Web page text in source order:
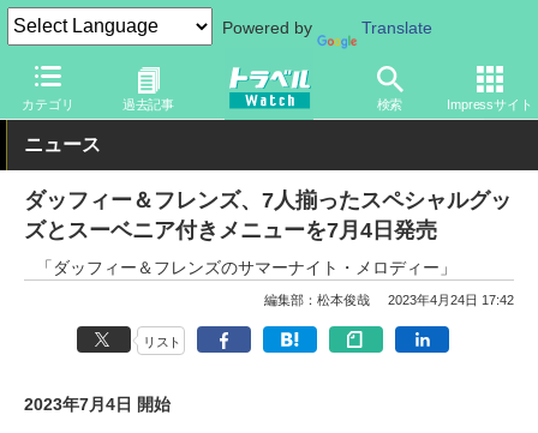
Powered by Translate
カテゴリ 過去記事 検索 Impressサイト
トラベル Watch 旅の情報 観光地 ディズニーリゾート
ニュース
ダッフィー＆フレンズ、7人揃ったスペシャルグッ
ズとスーベニア付きメニューを7月4日発売
「ダッフィー＆フレンズのサマーナイト・メロディー」
編集部：松本俊哉 2023年4月24日 17:42
リスト
2023年7月4日 開始